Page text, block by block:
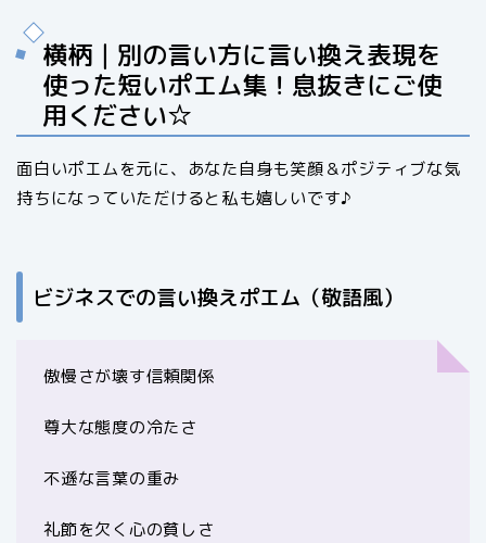
横柄｜別の言い方に言い換え表現を
使った短いポエム集！息抜きにご使
用ください☆
面白いポエムを元に、あなた自身も笑顔＆ポジティブな気
持ちになっていただけると私も嬉しいです♪
ビジネスでの言い換えポエム（敬語風）
傲慢さが壊す信頼関係
尊大な態度の冷たさ
不遜な言葉の重み
礼節を欠く心の貧しさ